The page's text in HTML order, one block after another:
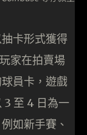
卡形式獲得
家在拍賣場
員卡，遊戲
3 至 4 日為一
如新手賽、